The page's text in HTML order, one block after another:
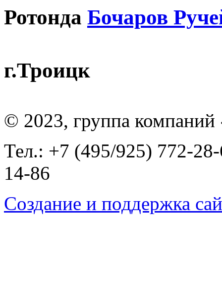
Ротонда Бочаров
г.Троицк
© 2023, группа
Тел.: +7 (495/925) 772-
14-86
Создание и поддержка